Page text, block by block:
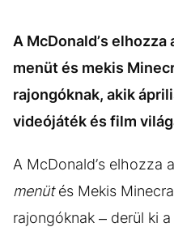
A McDonald’s elhozza
menüt és mekis
rajongóknak, akik
videójáték és film
A McDonald’s elhozza
menütés Mekis
rajongóknak – derül ki